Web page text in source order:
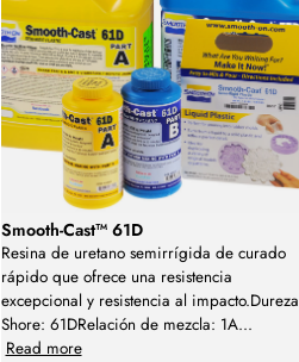
Smooth-Cast™ 61D
Resina de uretano semirrígida de curado
rápido que ofrece una resistencia
excepcional y resistencia al impacto.Dureza
Shore: 61DRelación de mezcla: 1A...
Read more